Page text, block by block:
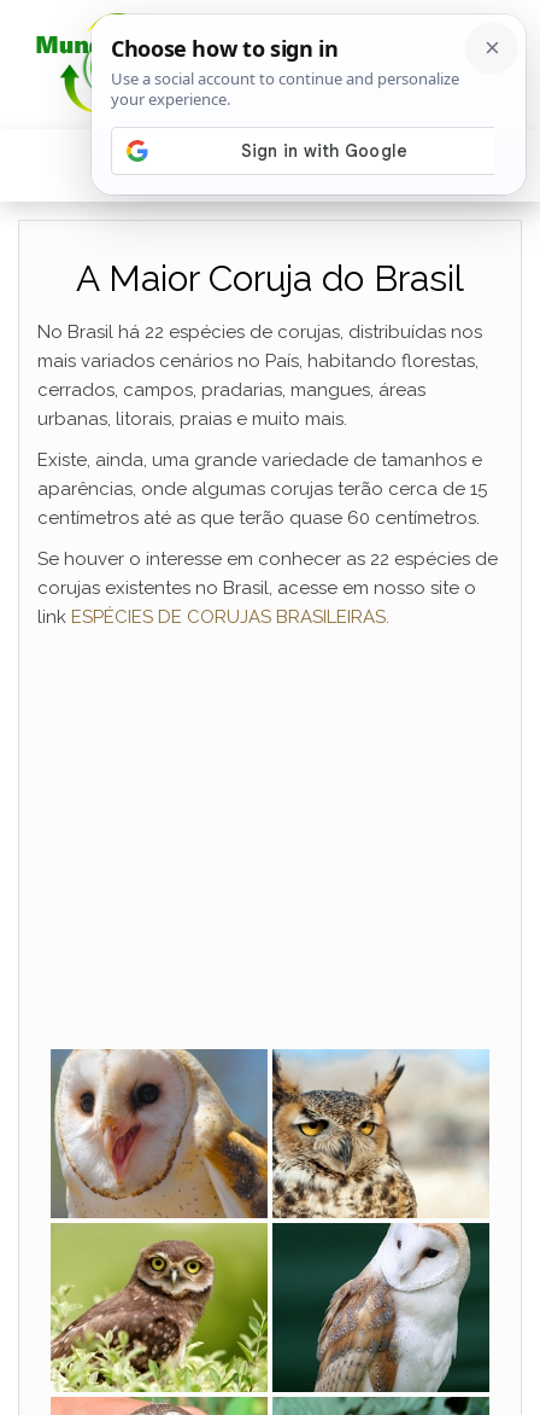
A Maior Coruja do Brasil
No Brasil há 22 espécies de corujas, distribuídas nos
mais variados cenários no País, habitando florestas,
cerrados, campos, pradarias, mangues, áreas
urbanas, litorais, praias e muito mais.
Existe, ainda, uma grande variedade de tamanhos e
aparências, onde algumas corujas terão cerca de 15
centímetros até as que terão quase 60 centímetros.
Se houver o interesse em conhecer as 22 espécies de
corujas existentes no Brasil, acesse em nosso site o
link ESPÉCIES DE CORUJAS BRASILEIRAS.